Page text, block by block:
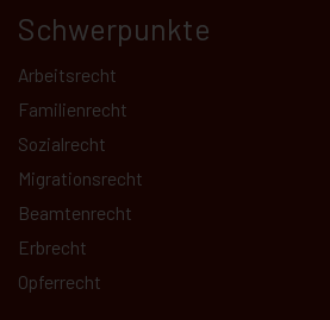
Schwerpunkte
Arbeitsrecht
Familienrecht
Sozialrecht
Migrationsrecht
Beamtenrecht
Erbrecht
Opferrecht